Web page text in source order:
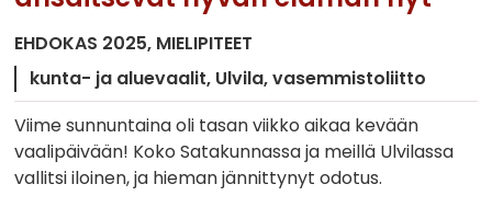
EHDOKAS 2025 MIELIPITEET
kunta- ja aluevaalit Ulvila vasemmistoliitto
Viime sunnuntaina oli tasan viikko aikaa kevään
vaalipäivään! Koko Satakunnassa ja meillä Ulvilassa
vallitsi iloinen, ja hieman jännittynyt odotus.